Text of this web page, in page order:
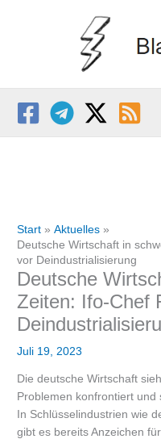
Start
Aktuelles
Deutsche Wirtschaft in
vor Deindustrialisierung
Deutsche
Zeiten: Ifo-Chef
Juli 19, 2023
Die deutsche Wirtschaft
Problemen konfrontiert und
In Schlüsselindustrien wie
gibt es bereits Anzeichen